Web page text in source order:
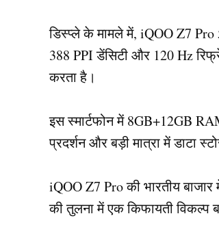
डिस्प्ले के मामले में, iQOO Z7
388 PPI डेंसिटी और 120 Hz
करता है।
इस स्मार्टफोन में 8GB+12GB
प्रदर्शन और बड़ी मात्रा में डाटा
iQOO Z7 Pro की भारतीय
की तुलना में एक किफायती विकल्प